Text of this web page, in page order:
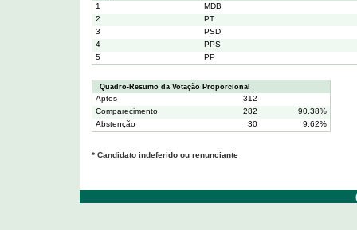
1
MDB
2
PT
3
PSD
4
PPS
5
PP
Quadro-Resumo da Votação Proporcional
Aptos
312
Comparecimento
282
90.38%
Abstenção
30 9.62%
* Candidato indeferido ou renunciante